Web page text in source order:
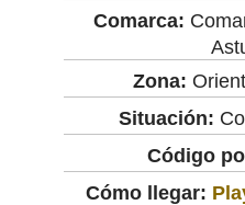
Comarca:
Zona:
Situación:
Código
Cómo llegar: